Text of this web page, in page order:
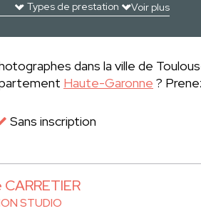
Voir plus
dans la ville de
Haute-Garonne ?
Sans inscription
STUDIO